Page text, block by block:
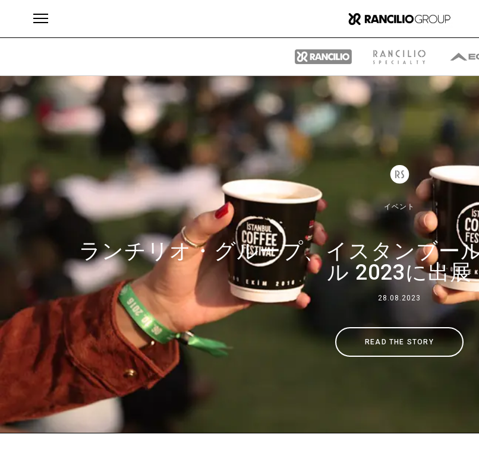
イベント
ランチリオ・グループ、イスタンブー
ル 2023に出展
28.08.2023
READ THE STORY
ブランド グループ
ランチリオ・グルー
ついて
ランチリオ・グルー
事業について
所在地
私たちと一緒に働く